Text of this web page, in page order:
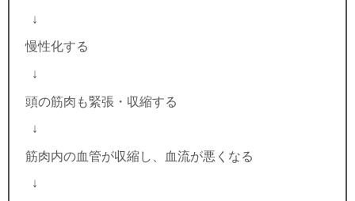
↓
慢性化する
↓
頭の筋肉も緊張・収縮する
↓
筋肉内の血管が収縮し、血流が悪くなる
↓